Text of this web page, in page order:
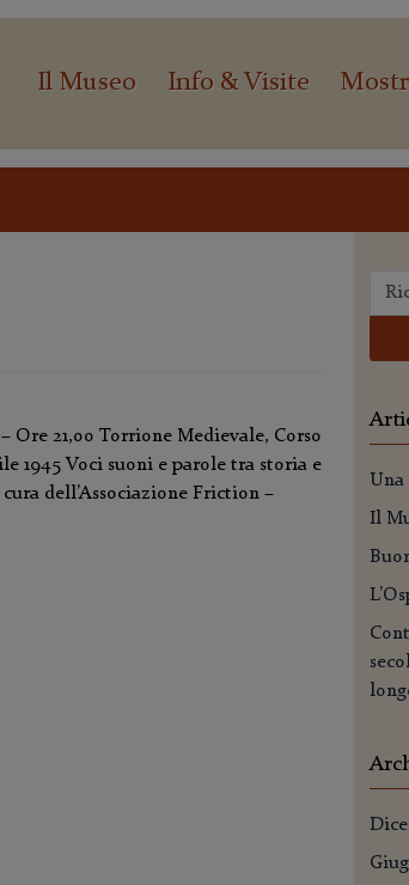
Il Museo Info & Visite
Ore 21,00 Torrione Medievale, Corso
1945 Voci suoni e parole tra storia e
dell’Associazione Friction –
Una
Il